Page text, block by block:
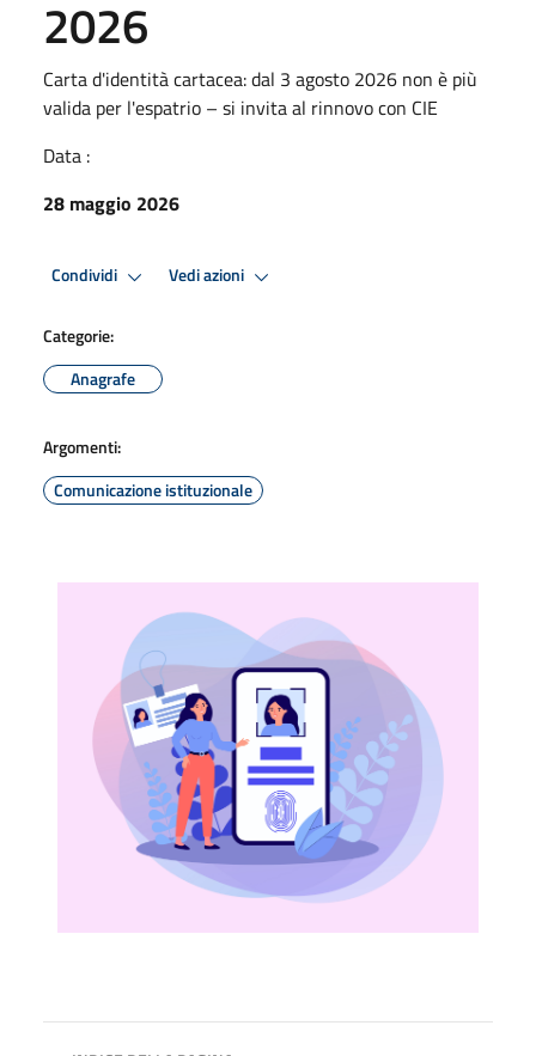
2026
Carta d'identità cartacea: dal 3 agosto 2026 non è più
valida per l'espatrio – si invita al rinnovo con CIE
Data :
28 maggio 2026
Condividi Vedi azioni
Categorie:
Anagrafe
Argomenti:
Comunicazione istituzionale